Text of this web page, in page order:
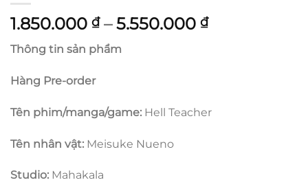
1.850.000 ₫ – 5.550.000 ₫Khoảng
5.550.000 ₫
Thông tin sản phẩm
Hàng Pre-order
Tên phim/manga/game: Hell Teacher
Tên nhân vật: Meisuke Nueno
Studio: Mahakala